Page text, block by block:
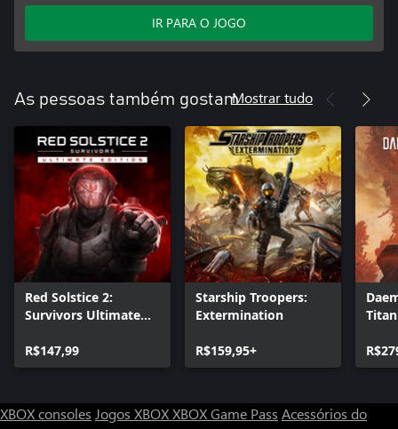
IR PARA O JOGO
As pessoas também gostamMostrar tudo
Red Solstice 2:
Survivors Ultimate
R$147,99
Starship Troopers:
Extermination
R$159,95+
XBOX consoles Jogos XBOXXBOX Game Pass Acessórios do